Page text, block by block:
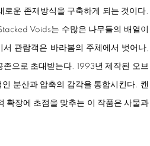
로운 존재방식을 구축하게 되는 것이다.
Voids는 수많은 나무들의 배열이
서 관람객은 바라봄의 주체에서 벗어나,
으로 초대받는다. 1993년 제작된 오브
인 분산과 압축의 감각을 통합시킨다. 캔
확장에 초점을 맞추는 이 작품은 사물과